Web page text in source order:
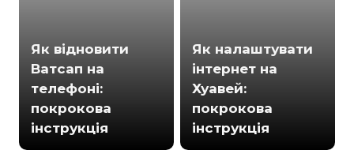
Як відновити
Ватсап на
телефоні:
покрокова
інструкція
Як налаштувати
інтернет на
Хуавей:
покрокова
інструкція